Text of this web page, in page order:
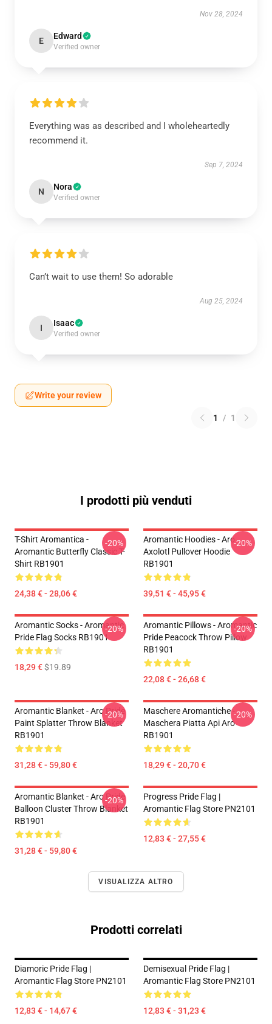
Nov 28, 2024
E Edward
Verified owner
Everything was as described and I wholeheartedly
recommend it.
Sep 7, 2024
N Nora
Verified owner
Can’t wait to use them! So adorable
Aug 25, 2024
I Isaac
Verified owner
Write your review
1 / 1
I prodotti più venduti
T-Shirt Aromantica -
Aromantic Butterfly Classic T-
Shirt RB1901
24,38 € - 28,06 €
-20%
Aromantic Hoodies - Aro
Axolotl Pullover Hoodie
RB1901
39,51 € - 45,95 €
-20%
Aromantic Socks - Aromantic
Pride Flag Socks RB1901
18,29 €$19.89
-20%
Aromantic Pillows - Aromantic
Pride Peacock Throw Pillow
RB1901
22,08 € - 26,68 €
-20%
Aromantic Blanket - Aro Pride
Paint Splatter Throw Blanket
RB1901
31,28 € - 59,80 €
-20%
Maschere Aromantiche -
Maschera Piatta Api Aro
RB1901
18,29 € - 20,70 €
-20%
Aromantic Blanket - Aro Pride
Balloon Cluster Throw Blanket
RB1901
31,28 € - 59,80 €
-20%
Progress Pride Flag |
Aromantic Flag Store PN2101
12,83 € - 27,55 €
VISUALIZZA ALTRO
Prodotti correlati
Diamoric Pride Flag |
Aromantic Flag Store PN2101
12,83 € - 14,67 €
Demisexual Pride Flag |
Aromantic Flag Store PN2101
12,83 € - 31,23 €